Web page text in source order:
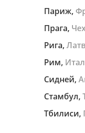
Париж,
Прага,
Рига,
Рим,
Сидней,
Стамбул,
Тбилиси,